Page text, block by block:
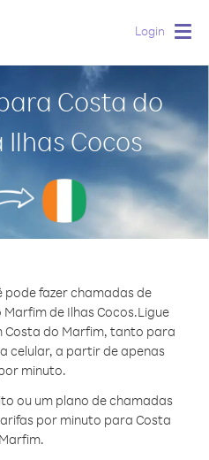
Login
Costa do
Cocos
pode fazer chamadas de
de Ilhas Cocos.Ligue
Costa do Marfim, tanto para
celular, a partir de apenas
minuto.
ou um plano de chamadas
por minuto para Costa